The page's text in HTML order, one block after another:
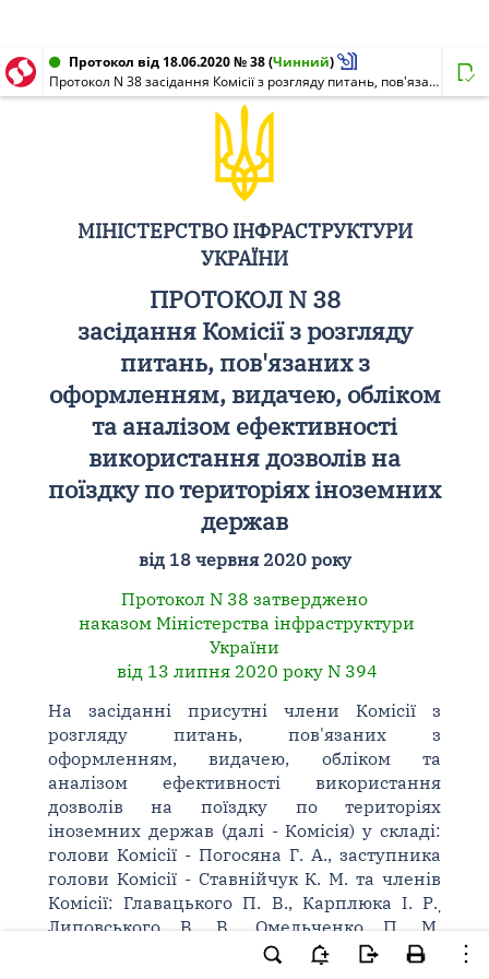
Протокол від 18.06.2020 № 38(Чинний)
Протокол N 38 засідання Комісії з розгляду питань, пов'язаних з оформленням, видачею, обліком та аналізом ефективності використання дозволів на поїздку по територіях іноземних держав
МІНІСТЕРСТВО ІНФРАСТРУКТУРИ
УКРАЇНИ
ПРОТОКОЛ N 38
засідання Комісії з розгляду
питань, пов'язаних з
оформленням, видачею, обліком
та аналізом ефективності
використання дозволів на
поїздку по територіях іноземних
держав
від 18 червня 2020 року
Протокол N 38 затверджено
наказом Міністерства інфраструктури
України
від 13 липня 2020 року N 394
На засіданні присутні члени Комісії з
розгляду питань, пов'язаних з
оформленням, видачею, обліком та
аналізом ефективності використання
дозволів на поїздку по територіях
іноземних держав (далі - Комісія) у складі:
голови Комісії - Погосяна Г. А., заступника
голови Комісії - Ставнійчук К. М. та членів
Комісії: Главацького П. В., Карплюка І. Р.,
Липовського В. В., Омельченко П. М,